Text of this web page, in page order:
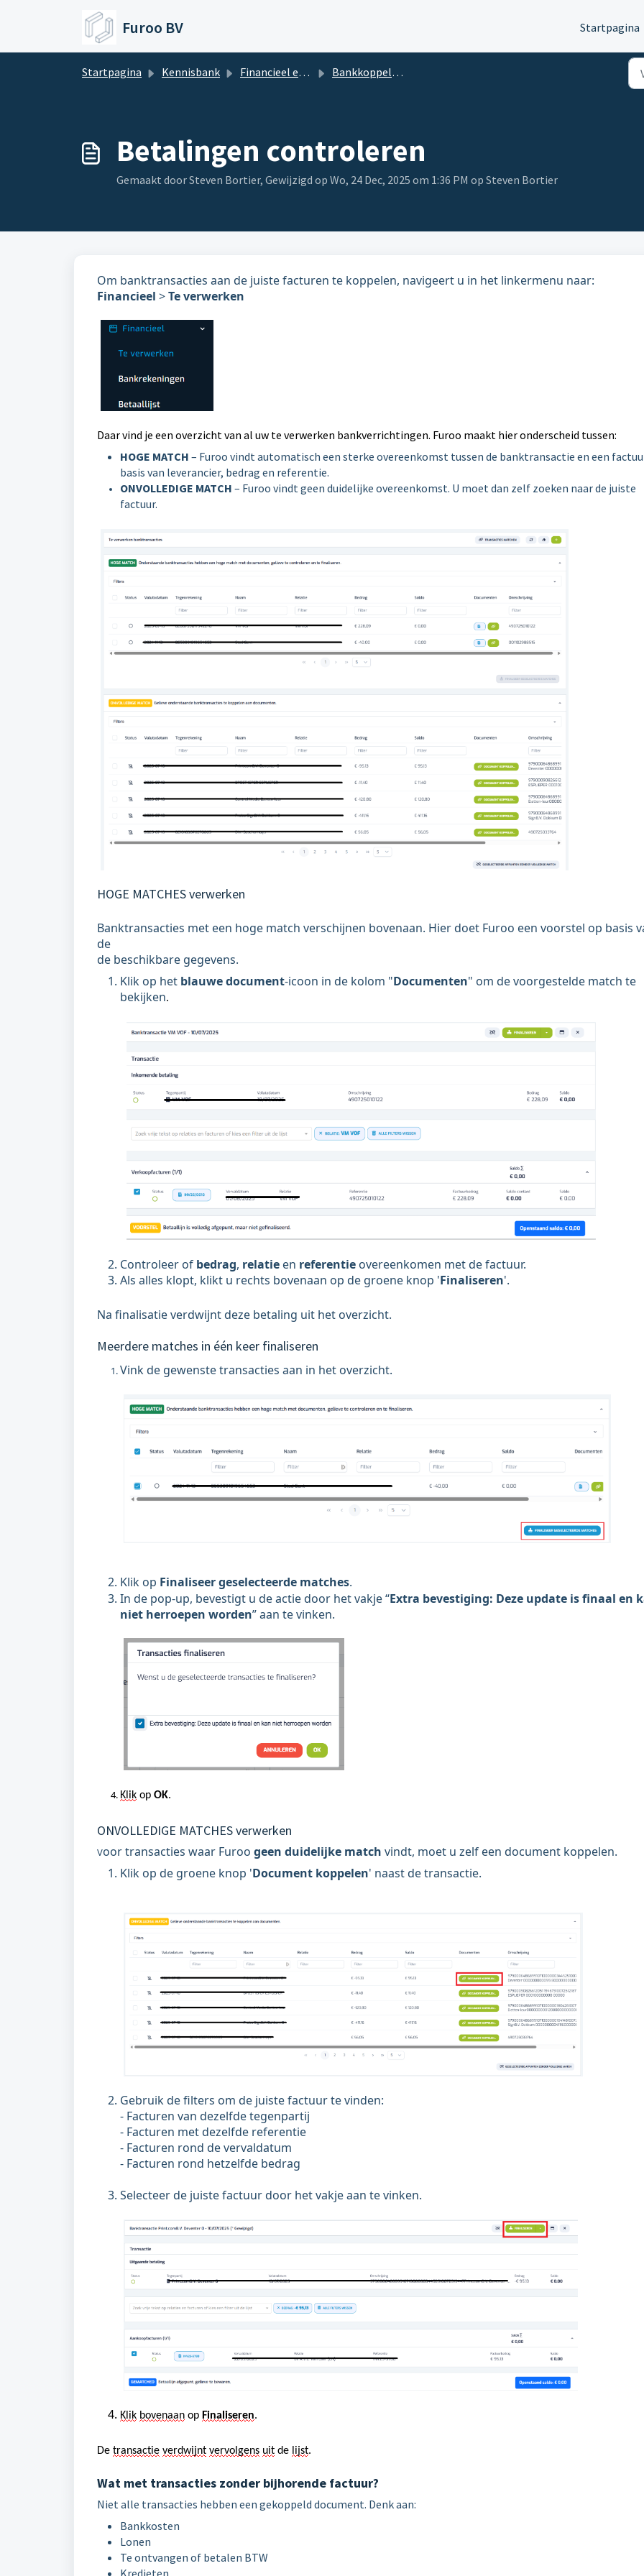
Furoo BV Startpagina
Startpagina Kennisbank Financieel en betalingen toevoegen Bankkoppeling
Betalingen controleren
Gemaakt door Steven Bortier, Gewijzigd op Wo, 24 Dec, 2025 om 1:36 PM op Steven Bortier
Om banktransacties aan de juiste facturen te koppelen, navigeert u in het linkermenu naar:
Financieel >Teverwerken
Daar vind je een overzicht van al uw te verwerken bankverrichtingen. Furoo maakt hier onderscheid tussen:
HOGE MATCH – Furoo vindt automatisch een sterke overeenkomst tussen de banktransactie en een
basis van leverancier, bedrag en referentie.
ONVOLLEDIGE MATCH – Furoo vindt geen duidelijke overeenkomst. U moet dan zelf zoeken naar de juiste
factuur.
HOGE MATCHES verwerken
Banktransacties met een hoge match verschijnen bovenaan. Hier doet Furoo een voorstel op basis
de
de beschikbare gegevens.
Klik op het blauwe document-icoon in de kolom "Documenten" om de voorgestelde match te
bekijken.
Controleer of bedrag, relatie en referentie overeenkomen met de factuur.
Als alles klopt, klikt u rechts bovenaan op de groene knop 'Finaliseren'.
Na finalisatie verdwijnt deze betaling uit het overzicht.
Meerdere matches in één keer finaliseren
Vink de gewenste transacties aan in het overzicht.
Klik op Finaliseer geselecteerde matches.
In de pop-up, bevestigt u de actie door het vakje “Extra bevestiging: Deze update is finaal en
niet herroepen worden” aan te vinken.
Klik op OK.
ONVOLLEDIGE MATCHES verwerken
Voor transacties waar Furoo geen duidelijke match vindt, moet u zelf een document koppelen.
Klik op de groene knop 'Document koppelen' naast de transactie.
Gebruik de filters om de juiste factuur te vinden:
- Facturen van dezelfde tegenpartij
- Facturen met dezelfde referentie
- Facturen rond de vervaldatum
- Facturen rond hetzelfde bedrag
Selecteer de juiste factuur door het vakje aan te vinken.
Klik bovenaan op Finaliseren.
De transactie verdwijnt vervolgens uit de lijst.
Wat met transacties zonder bijhorende factuur?
Niet alle transacties hebben een gekoppeld document. Denk aan:
Bankkosten
Lonen
Te ontvangen of betalen BTW
Kredieten